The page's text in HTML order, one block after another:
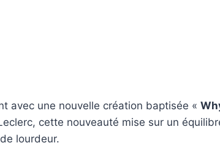
avec une nouvelle création baptisée «
cette nouveauté mise sur un
lourdeur.